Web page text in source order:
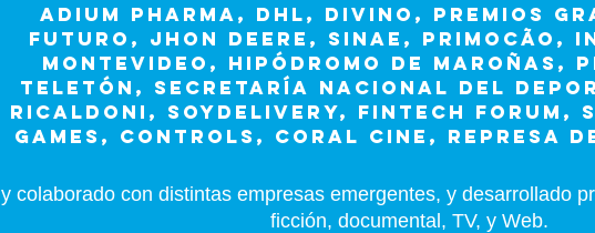
ADIUM PHARMA, DHL, DIVINO, PREMIOS
FUTURO, JHON DEERE, SINAE, PRIMOCÃO,
MONTEVIDEO, HIPÓDROMO DE MAROÑAS,
TELETÓN, SECRETARÍA NACIONAL DEL
RICALDONI, SOYDELIVERY, FINTECH FORUM,
GAMES, CONTROLS, CORAL CINE, REPRESA
y colaborado con distintas empresas emergentes, y desarrollado
ficción, documental, TV, y Web.